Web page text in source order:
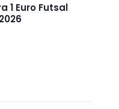
1 Euro Futsal